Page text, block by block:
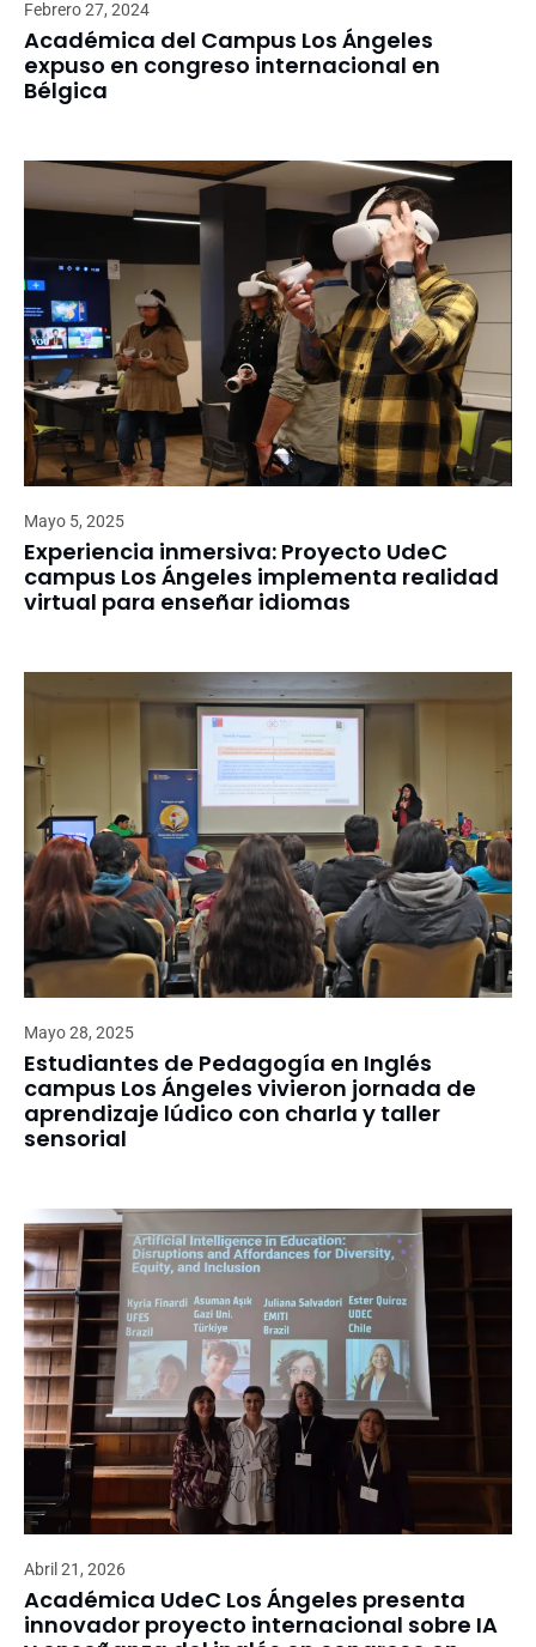
Febrero 27, 2024
Académica del Campus Los Ángeles
expuso en congreso internacional en
Bélgica
Mayo 5, 2025
Experiencia inmersiva: Proyecto UdeC
campus Los Ángeles implementa realidad
virtual para enseñar idiomas
Mayo 28, 2025
Estudiantes de Pedagogía en Inglés
campus Los Ángeles vivieron jornada de
aprendizaje lúdico con charla y taller
sensorial
Abril 21, 2026
Académica UdeC Los Ángeles presenta
innovador proyecto internacional sobre IA